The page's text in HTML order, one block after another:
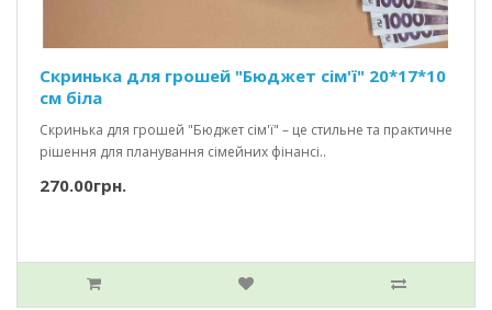
Скринька для грошей "Бюджет сім'ї" 20*17*10
см біла
Скринька для грошей "Бюджет сім'ї" – це стильне та практичне
рішення для планування сімейних фінансі..
270.00грн.